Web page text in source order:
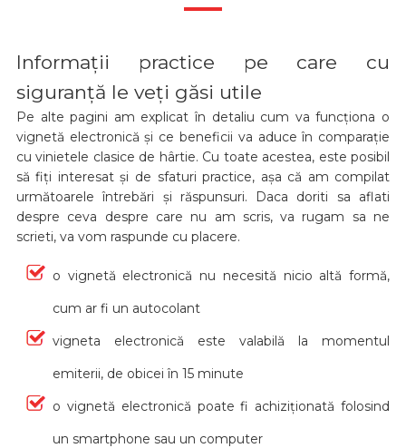
Informații practice pe care cu
siguranță le veți găsi utile
Pe alte pagini am explicat în detaliu cum va funcționa o
vignetă electronică și ce beneficii va aduce în comparație
cu vinietele clasice de hârtie. Cu toate acestea, este posibil
să fiți interesat și de sfaturi practice, așa că am compilat
următoarele întrebări și răspunsuri. Daca doriti sa aflati
despre ceva despre care nu am scris, va rugam sa ne
scrieti, va vom raspunde cu placere.
o vignetă electronică nu necesită nicio altă formă,
cum ar fi un autocolant
vigneta electronică este valabilă la momentul
emiterii, de obicei în 15 minute
o vignetă electronică poate fi achiziționată folosind
un smartphone sau un computer